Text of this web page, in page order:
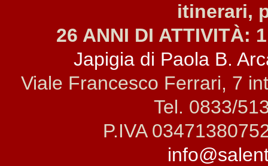
itinerari,
26 ANNI DI ATTIVITÀ:
Japigia di Paola B.
Viale Francesco Ferrari, 7
Tel. 0833/
P.IVA